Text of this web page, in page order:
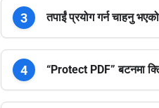
तपाईं प्रयोग गर्न चाहनु
“Protect PDF” बटनमा